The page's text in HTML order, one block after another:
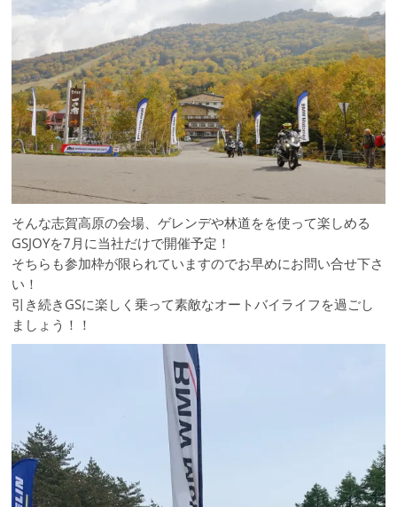
そんな志賀高原の会場、ゲレンデや林道をを使って楽しめる
GSJOYを7月に当社だけで開催予定！
そちらも参加枠が限られていますのでお早めにお問い合せ下さ
い！
引き続きGSに楽しく乗って素敵なオートバイライフを過ごし
ましょう！！